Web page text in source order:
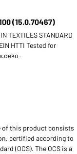
(15.0.70467)
TEXTILES STANDARD
HTTI Tested for
of this product consists
certified according to
(OCS). The OCS is a